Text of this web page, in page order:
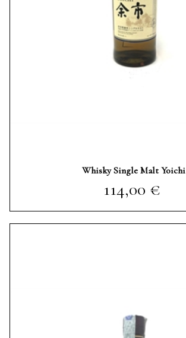
Whisky Single Malt Yoichi
Prezzo
114,00 €